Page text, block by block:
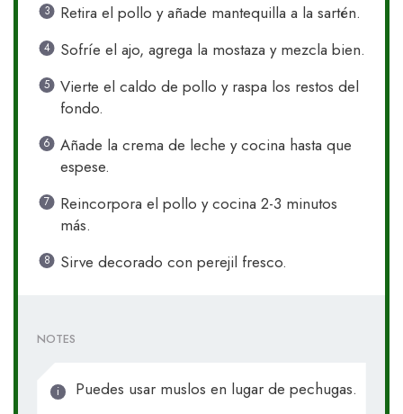
Retira el pollo y añade mantequilla a la sartén.
Sofríe el ajo, agrega la mostaza y mezcla bien.
Vierte el caldo de pollo y raspa los restos del
fondo.
Añade la crema de leche y cocina hasta que
espese.
Reincorpora el pollo y cocina 2-3 minutos
más.
Sirve decorado con perejil fresco.
NOTES
Puedes usar muslos en lugar de pechugas.